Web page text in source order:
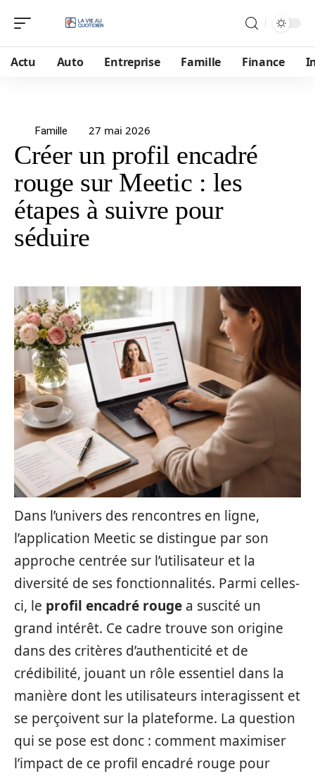
Actu Auto Entreprise Famille Finance
Famille 27 mai 2026
Créer un profil encadré
rouge sur Meetic : les
étapes à suivre pour
séduire
Dans l’univers des rencontres en ligne,
l’application Meetic se distingue par son
approche centrée sur l’utilisateur et la
diversité de ses fonctionnalités. Parmi celles-
ci, le profil encadré rouge a suscité un
grand intérêt. Ce cadre trouve son origine
dans des critères d’authenticité et de
crédibilité, jouant un rôle essentiel dans la
manière dont les utilisateurs interagissent et
se perçoivent sur la plateforme. La question
qui se pose est donc : comment maximiser
l’impact de ce profil encadré rouge pour